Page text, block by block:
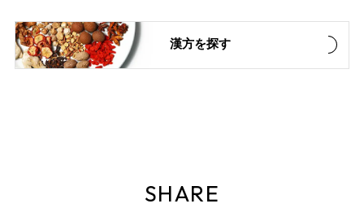
漢方を探す
SHARE